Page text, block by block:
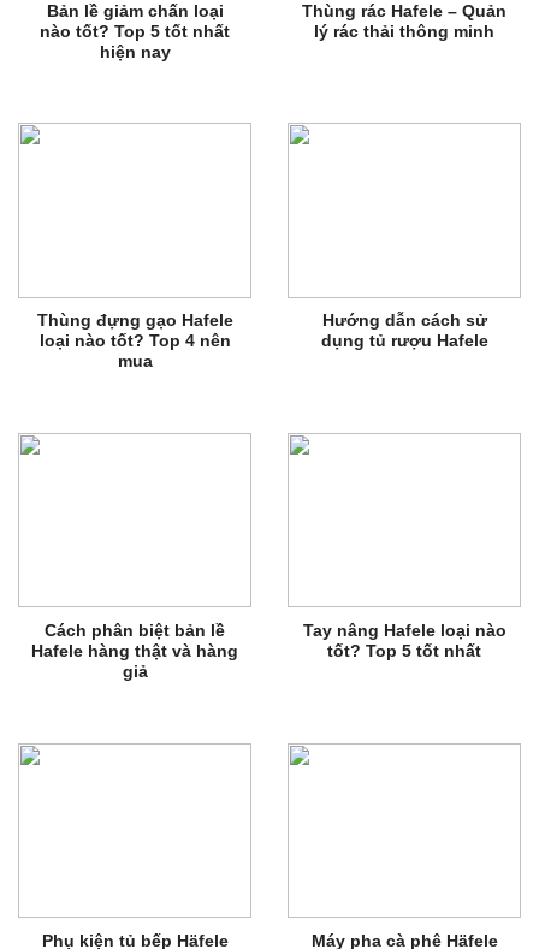
Bản lề giảm chấn loại
nào tốt? Top 5 tốt nhất
hiện nay
Thùng rác Hafele – Quản
lý rác thải thông minh
Thùng đựng gạo Hafele
loại nào tốt? Top 4 nên
mua
Hướng dẫn cách sử
dụng tủ rượu Hafele
Cách phân biệt bản lề
Hafele hàng thật và hàng
giả
Tay nâng Hafele loại nào
tốt? Top 5 tốt nhất
Phụ kiện tủ bếp Häfele
Máy pha cà phê Häfele